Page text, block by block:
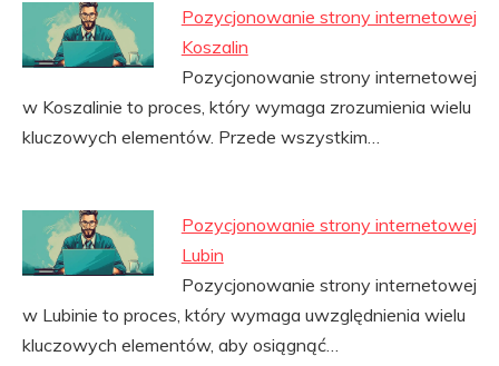
Pozycjonowanie strony internetowej
Koszalin
Pozycjonowanie strony internetowej
w Koszalinie to proces, który wymaga zrozumienia wielu
kluczowych elementów. Przede wszystkim…
Pozycjonowanie strony internetowej
Lubin
Pozycjonowanie strony internetowej
w Lubinie to proces, który wymaga uwzględnienia wielu
kluczowych elementów, aby osiągnąć…